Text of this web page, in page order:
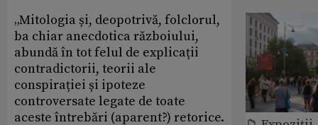
„Mitologia și, deopotrivă, folclorul,
ba chiar anecdotica războiului,
abundă în tot felul de explicații
contradictorii, teorii ale
conspirației și ipoteze
controversate legate de toate
aceste întrebări (aparent?) retorice.